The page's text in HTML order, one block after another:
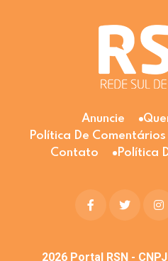
Anuncie
Política De Comentários
Contato
Política
2026Portal RSN -